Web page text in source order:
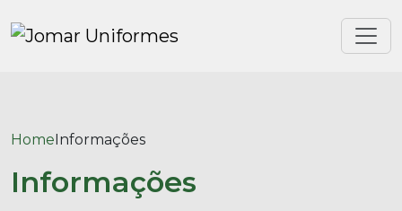
HomeInformações
Informações